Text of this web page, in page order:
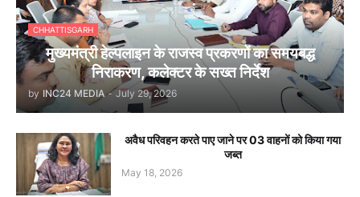
CHHATTISGARH
मुख्यमंत्री हेल्पलाइन के राजस्व प्रकरणों का समयबद्ध
निराकरण, कलेक्टर के सख्त निर्देश
by INC24 MEDIA - July 29, 2026
अवैध परिवहन करते पाए जाने पर 03 वाहनों को किया गया
जब्त
May 18, 2026